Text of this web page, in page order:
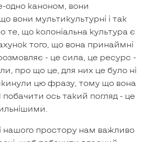
одно каноном, вони
вони мультикультурні і так
те, що колоніальна культура є
того, що вона принаймні
- це сила, це ресурс -
про що це, для них це було ні
цю фразу, тому що вона
побачити ось такий погляд - це
нашого простору нам важливо